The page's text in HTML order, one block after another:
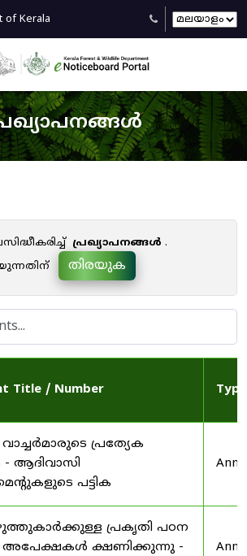
of Kerala
പ്രഖ്യാപനങ്ങൾ .
തിരയുക
Title / Number Type
പ്രത്യേക
- ആദിവാസി
പട്ടിക
പ്രകൃതി പഠന
അപേക്ഷകൾ ക്ഷണിക്കുന്നു -